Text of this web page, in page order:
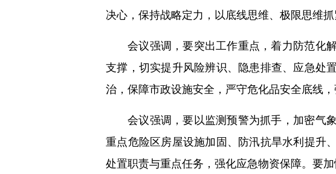
决心，保持战略定力，以底线思维、极限思维
会议强调，要突出工作重点，着力防范化
支撑，切实提升风险辨识、隐患排查、应急处
治，保障市政设施安全，严守危化品安全底线
会议强调，要以监测预警为抓手，加密气
重点危险区房屋设施加固、防汛抗旱水利提升
处置职责与重点任务，强化应急物资保障。要